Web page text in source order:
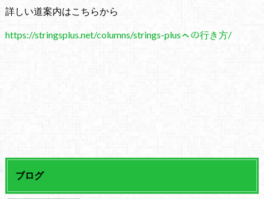
詳しい道案内はこちらから
https://stringsplus.net/columns/strings-plusㇸの行き方/
ブログ